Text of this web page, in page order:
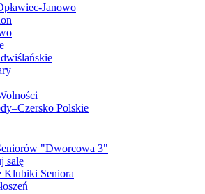
Janowo
Polskie
"Dworcowa 3"
salę
Klubiki Seniora